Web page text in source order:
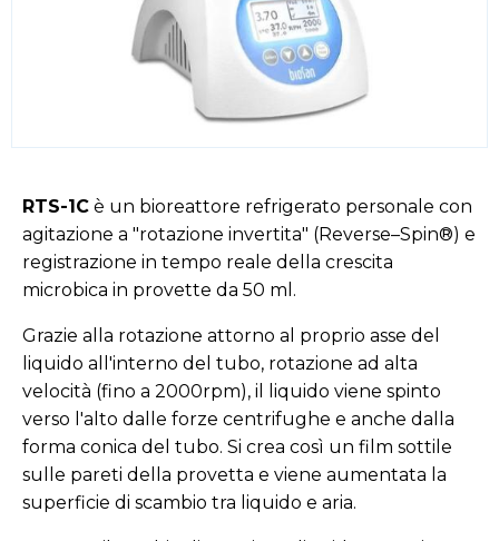
RTS-1C è un bioreattore refrigerato personale con
agitazione a "rotazione invertita" (Reverse–Spin®) e
registrazione in tempo reale della crescita
microbica in provette da 50 ml.
Grazie alla rotazione attorno al proprio asse del
liquido all'interno del tubo, rotazione ad alta
velocità (fino a 2000rpm), il liquido viene spinto
verso l'alto dalle forze centrifughe e anche dalla
forma conica del tubo. Si crea così un film sottile
sulle pareti della provetta e viene aumentata la
superficie di scambio tra liquido e aria.